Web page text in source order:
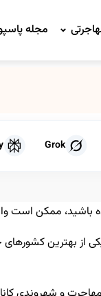
مجله
Grok
باشید، ممکن است
از بهترین